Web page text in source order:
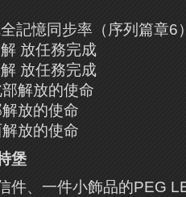
記憶同步率（序列篇章6
放任務完成
放任務完成
解放的使命
放的使命
放的使命
堡
件、一件小飾品的PEG